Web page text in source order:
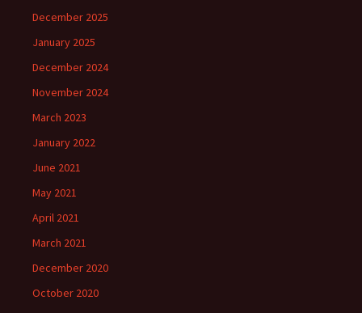
December 2025
January 2025
December 2024
November 2024
March 2023
January 2022
June 2021
May 2021
April 2021
March 2021
December 2020
October 2020